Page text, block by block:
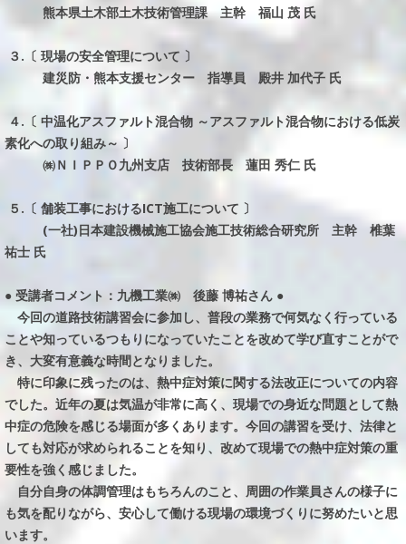
熊本県土木部土木技術管理課 主幹 福山 茂 氏
３.〔 現場の安全管理について 〕
建災防・熊本支援センター 指導員 殿井 加代子 氏
４.〔 中温化アスファルト混合物 ～アスファルト混合物における低炭
素化への取り組み～ 〕
㈱ＮＩＰＰＯ九州支店 技術部長 蓮田 秀仁 氏
５.〔 舗装工事におけるICT施工について 〕
(一社)日本建設機械施工協会施工技術総合研究所 主幹 椎葉
祐士 氏
● 受講者コメント：九機工業㈱ 後藤 博祐さん ●
今回の道路技術講習会に参加し、普段の業務で何気なく行っている
ことや知っているつもりになっていたことを改めて学び直すことがで
き、大変有意義な時間となりました。
特に印象に残ったのは、熱中症対策に関する法改正についての内容
でした。近年の夏は気温が非常に高く、現場での身近な問題として熱
中症の危険を感じる場面が多くあります。今回の講習を受け、法律と
しても対応が求められることを知り、改めて現場での熱中症対策の重
要性を強く感じました。
自分自身の体調管理はもちろんのこと、周囲の作業員さんの様子に
も気を配りながら、安心して働ける現場の環境づくりに努めたいと思
います。